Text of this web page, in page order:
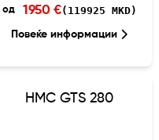
Повеќе информации
од 1950 €(119925 MKD)
HMC GTS 280